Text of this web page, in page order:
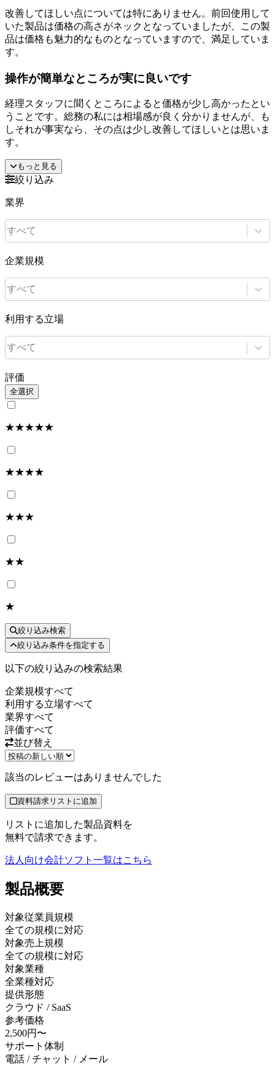
改善してほしい点については特にありません。前回使用して
いた製品は価格の高さがネックとなっていましたが、この製
品は価格も魅力的なものとなっていますので、満足していま
す。
操作が簡単なところが実に良いです
経理スタッフに聞くところによると価格が少し高かったとい
うことです。総務の私には相場感が良く分かりませんが、も
しそれが事実なら、その点は少し改善してほしいとは思いま
す。
もっと見る
絞り込み
業界
すべて
企業規模
すべて
利用する立場
すべて
評価
全選択
★★★★★
★★★★
★★★
★★
★
絞り込み検索
絞り込み条件を指定する
以下の絞り込みの検索結果
企業規模すべて
利用する立場すべて
業界すべて
評価すべて
並び替え
該当のレビューはありませんでした
資料請求リストに追加
リストに追加した製品資料を
無料で請求できます。
法人向け会計ソフト 一覧はこちら
製品概要
対象従業員規模
全ての規模に対応
対象売上規模
全ての規模に対応
対象業種
全業種対応
提供形態
クラウド / SaaS
参考価格
2,500円〜
サポート体制
電話 / チャット / メール